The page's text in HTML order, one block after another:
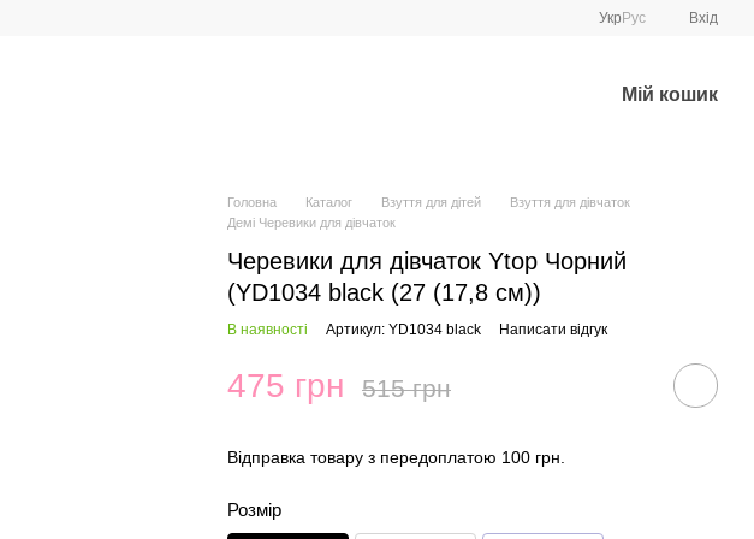
Укр Рус Вхід
Мій кошик
Головна Каталог Взуття для дітей
Взуття для дівчаток
Демі Черевики для дівчаток
Черевики для дівчаток Ytop Чорний
(YD1034 black (27 (17,8 см))
В наявності Артикул: YD1034 black Написати відгук
475 грн 515 грн
Відправка товару з передоплатою 100 грн.
Розмір